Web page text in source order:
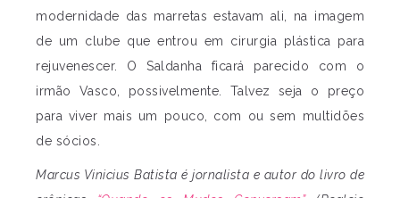
modernidade das marretas estavam ali, na imagem
de um clube que entrou em cirurgia plástica para
rejuvenescer. O Saldanha ficará parecido com o
irmão Vasco, possivelmente. Talvez seja o preço
para viver mais um pouco, com ou sem multidões
de sócios.
Marcus Vinicius Batista é jornalista e autor do livro de